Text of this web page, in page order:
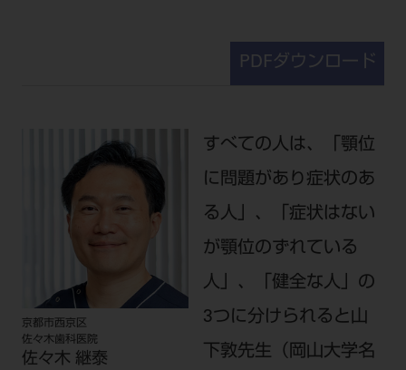
PDFダウンロード
京都市西京区
佐々木歯科医院
佐々木 継泰
すべての人は、「顎位
に問題があり症状のあ
る人」、「症状はない
が顎位のずれている
人」、「健全な人」の
3つに分けられると山
下敦先生（岡山大学名
院内ネットワーク関連
DOOR/IOS/CADCAM関連
CADデータ
中古医療機器
添付文書の電子化
オンラインカタログ InternetDO
モリタに対するご意見・お問い合わせ
ご開業に関するお問い合わせ
お客様の声への取り組み
商品感動体験
BLOG
Q&A
Webセミナー
デンタルショー
モリタ関連イベント
学会・研究会
Start Up チェック
動画セミナー アーカイブ
物件エリア調査
DENTAL OFFICE セレクション
技工士会員
衛生士会員
無料会員のご案内
会員登録
ログイン
よくわかる高齢者歯科
始めよう訪問診療
高齢者歯科・訪問診療 製品情報
pd style
はじめての方へ
pdとは
院内ツアー
製品に関する重要なお知らせ
ニュース
支店・営業所
支店営業所
公式SNS一覧
ビバリーくんLINEスタンプ
ショールーム
全国のショールーム